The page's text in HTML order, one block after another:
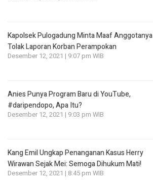
Kapolsek Pulogadung Minta Maaf Anggotanya
Tolak Laporan Korban Perampokan
Desember 12, 2021 | 9:07 pm WIB
Anies Punya Program Baru di YouTube,
#daripendopo, Apa Itu?
Desember 12, 2021 | 9:03 pm WIB
Kang Emil Ungkap Penanganan Kasus Herry
Wirawan Sejak Mei: Semoga Dihukum Mati!
Desember 12, 2021 | 8:45 pm WIB